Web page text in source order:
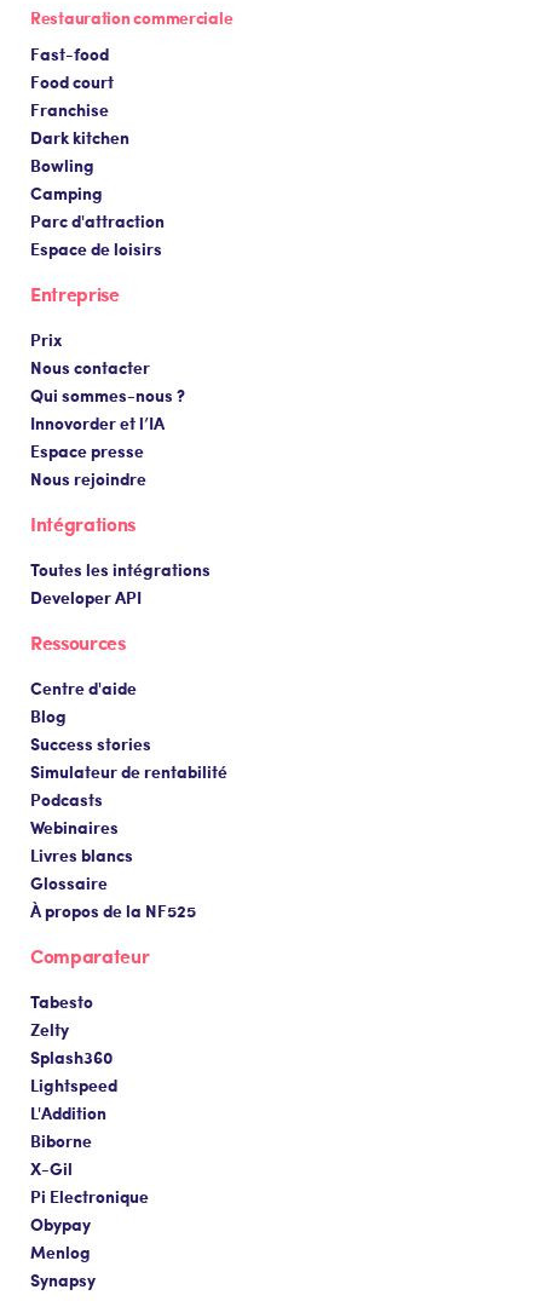
Restauration commerciale
Fast-food
Food court
Franchise
Dark kitchen
Bowling
Camping
Parc d'attraction
Espace de loisirs
Entreprise
Prix
Nous contacter
Qui sommes-nous ?
Innovorder et l’IA
Espace presse
Nous rejoindre
Intégrations
Toutes les intégrations
Developer API
Ressources
Centre d'aide
Blog
Success stories
Simulateur de rentabilité
Podcasts
Webinaires
Livres blancs
Glossaire
À propos de la NF525
Comparateur
Tabesto
Zelty
Splash360
Lightspeed
L'Addition
Biborne
X-Gil
Pi Electronique
Obypay
Menlog
Synapsy